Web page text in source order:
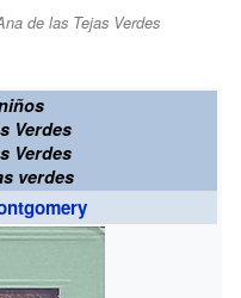
de las Tejas Verdes
Verdes
Verdes
verdes